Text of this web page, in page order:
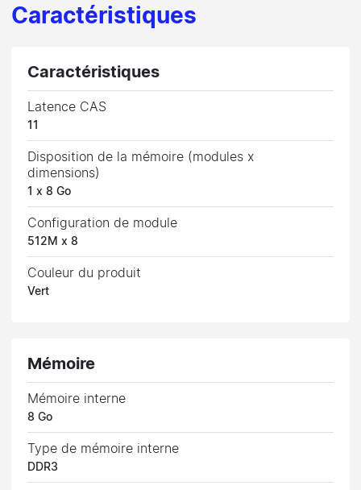
Caractéristiques
Caractéristiques
Latence CAS
11
Disposition de la mémoire (modules x
dimensions)
1 x 8 Go
Configuration de module
512M x 8
Couleur du produit
Vert
Mémoire
Mémoire interne
8 Go
Type de mémoire interne
DDR3